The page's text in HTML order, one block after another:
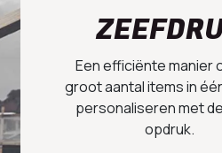
Een efficiënte manier
groot aantal items in
personaliseren met
opdruk.